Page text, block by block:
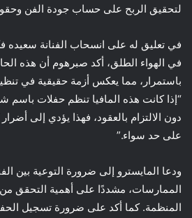
لتحقيق الربح على حساب جودة الفن
في تعليق له على انسحاب الفنانة
في الهواء الطلق، أكد صبرهوم أن هذه
باستمرار، مما يعكس أزمة حقيقية في
“إذا كانت هذه المافيا تنظم حفلات باسم
دون الالتزام بالعقود، فهذا يؤدي إلى
على حد سواء.”
ودعا المايسترو إلى ضرورة التوعية بين
الممارسات، مشددًا على أهمية التحقق
المنظمة. كما أكد على ضرورة تسجيل